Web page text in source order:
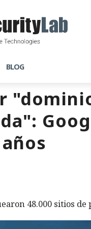
BLOG
48.000 sitios